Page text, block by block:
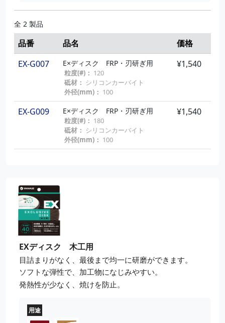
全 2 製品
品番 品名
価格
EX-G007
E×ディスク FRP・刃研ぎ用
粒度(#)： 120
砥材： シリコンカーバイト
外径(mm)： 100
¥1,540
EX-G009 E×ディスク FRP・刃研ぎ用
粒度(#)： 180
砥材： シリコンカーバイト
外径(mm)： 100
¥1,540
EXディスク 木工用
目詰まりがなく、最後まで均一に研磨ができます。
ソフトな弾性で、加工物になじみやすい。
発熱性が少なく、焼けを防止。
用途